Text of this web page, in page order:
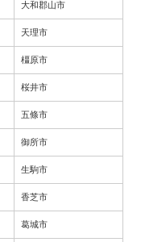
大和郡山市
天理市
橿原市
桜井市
五條市
御所市
生駒市
香芝市
葛城市